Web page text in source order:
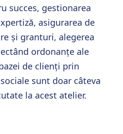
succes, gestionarea
asigurarea de
și granturi, alegerea
ordonanțe ale
de clienți prin
sunt doar câteva
la acest atelier.